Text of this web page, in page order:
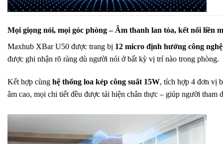
Mọi giọng nói, mọi góc phòng – Âm thanh lan tỏa, kết nối liền
Maxhub XBar U50 được trang bị 12 micro định hướng công
được ghi nhận rõ ràng dù người nói ở bất kỳ vị trí nào trong phòng.
Kết hợp cùng hệ thống loa kép công suất 15W, tích hợp 4 đơn vị
âm cao, mọi chi tiết đều được tái hiện chân thực – giúp người